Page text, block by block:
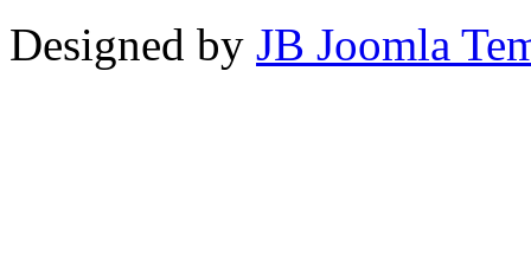
Designed by JB Joomla